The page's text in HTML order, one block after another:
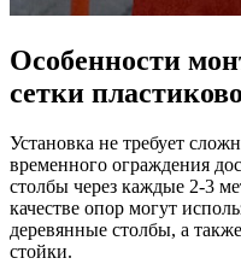
Особенности
сетки
Установка не требует
временного ограждения
столбы через каждые 2-3
качестве опор могут
деревянные столбы, а
стойки.